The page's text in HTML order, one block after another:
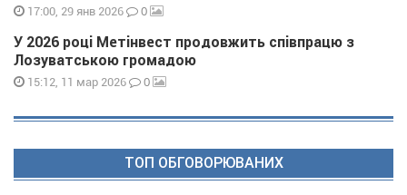
17:00, 29 янв 2026 0
У 2026 році Метінвест продовжить співпрацю з
Лозуватською громадою
15:12, 11 мар 2026 0
ТОП ОБГОВОРЮВАНИХ